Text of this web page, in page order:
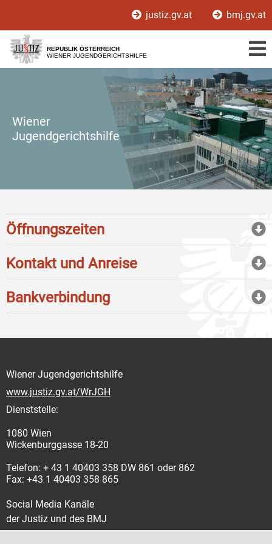
[1]
[2]
justiz.gv.at bmj.gv.at
REPUBLIK ÖSTERREICH
WIENER JUGENDGERICHTSHILFE
Wiener
Jugendgerichtshilfe
Öffnungszeiten
Kontakt und Anreise
Bankverbindung
Wiener Jugendgerichtshilfe
www.justiz.gv.at/WrJGH
Dienststelle:
1080 Wien
Wickenburggasse 18-20
Telefon: + 43 1 40403 358 DW 861 oder 862
Fax: +43 1 40403 358 865
Social Media Kanäle
der Justiz und des BMJ